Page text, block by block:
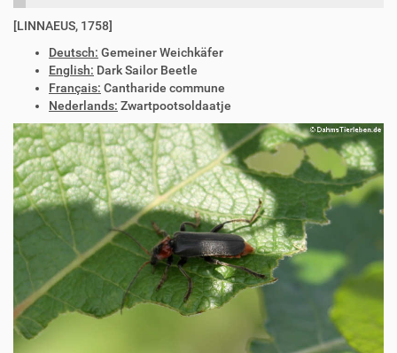
[LINNAEUS, 1758]
Deutsch: Gemeiner Weichkäfer
English: Dark Sailor Beetle
Français: Cantharide commune
Nederlands: Zwartpootsoldaatje